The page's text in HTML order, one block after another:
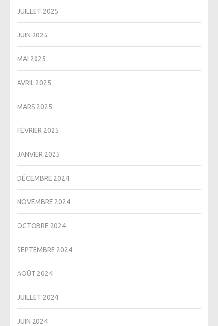
JUILLET 2025
JUIN 2025
MAI 2025
AVRIL 2025
MARS 2025
FÉVRIER 2025
JANVIER 2025
DÉCEMBRE 2024
NOVEMBRE 2024
OCTOBRE 2024
SEPTEMBRE 2024
AOÛT 2024
JUILLET 2024
JUIN 2024